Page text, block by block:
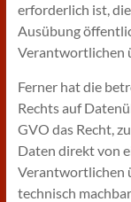
erforderlich ist,
Ausübung
Verantwortlichen
Ferner hat die
Rechts auf
GVO das Recht,
Daten direkt von
Verantwortlichen
technisch